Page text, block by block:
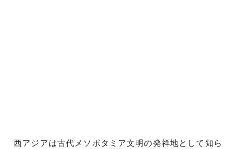
西アジアは古代メソポタミア文明の発祥地として知ら